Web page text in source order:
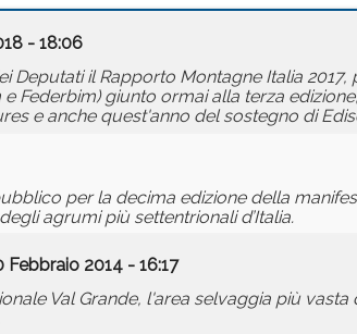
- 18:06
Deputati il Rapporto Montagne Italia
Federbim) giunto ormai alla terza
e anche quest'anno del sostegno di
per la decima edizione della
agrumi più settentrionali d’Italia.
2014 - 16:17
Val Grande, l'area selvaggia più